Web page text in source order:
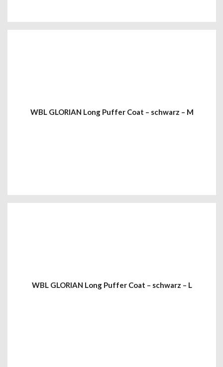
WBL GLORIAN Long Puffer Coat – schwarz – M
WBL GLORIAN Long Puffer Coat – schwarz – L